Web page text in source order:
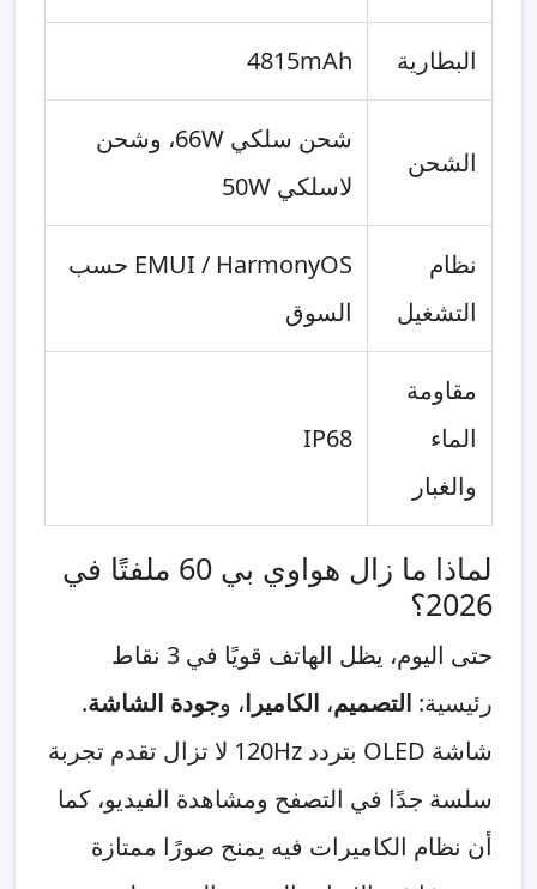
البطارية 4815mAh
الشحن
شحن سلكي 66W، وشحن
لاسلكي 50W
نظام
التشغيل
EMUI / HarmonyOS حسب
السوق
مقاومة
الماء
والغبار
IP68
لماذا ما زال هواوي بي 60 ملفتًا في
2026؟
حتى اليوم، يظل الهاتف قويًا في 3 نقاط
رئيسية: التصميم، الكاميرا، وجودة الشاشة.
شاشة OLED بتردد 120Hz لا تزال تقدم تجربة
سلسة جدًا في التصفح ومشاهدة الفيديو، كما
أن نظام الكاميرات فيه يمنح صورًا ممتازة